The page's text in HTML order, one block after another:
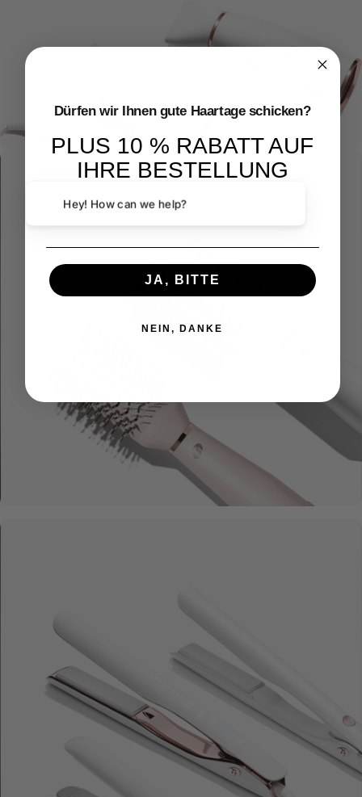
Haartroc
kner
Hey! How can we help?
Dürfen wir Ihnen gute Haartage schicken?
PLUS 10 % RABATT AUF
IHRE BESTELLUNG
Email
JA, BITTE
NEIN, DANKE